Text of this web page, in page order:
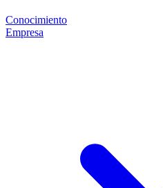
Conocimiento
Empresa